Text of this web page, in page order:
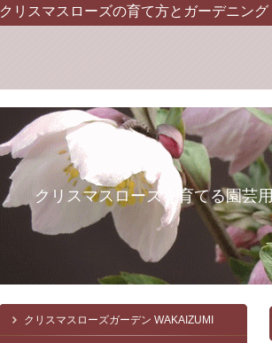
クリスマスローズの育て方とガーデニン
クリスマスローズを育てる園芸
クリスマスローズガーデン WAKAIZUMI